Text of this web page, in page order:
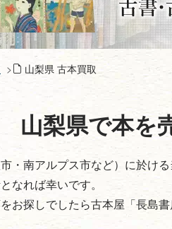
山梨県 古本買取
山梨県で本を
・南アルプス市など）に於け
なれば幸いです。
お探しでしたら古本屋「長島